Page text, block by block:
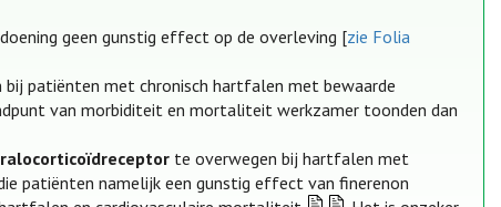
geen gunstig effect op de overleving [zie Folia
bij patiënten met chronisch hartfalen met bewaarde
van morbiditeit en mortaliteit werkzamer toonden dan
te overwegen bij hartfalen met
patiënten namelijk een gunstig effect van finerenon